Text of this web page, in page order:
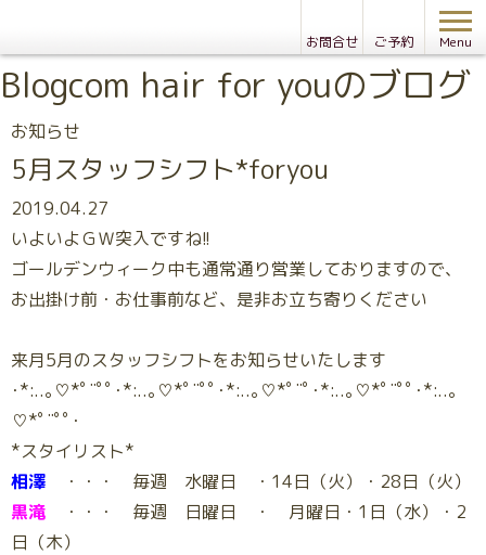
お問合せ ご予約 Menu
Blogcom hair for youのブログ
お知らせ
5月スタッフシフト*foryou
2019.04.27
いよいよＧＷ突入ですね!!
ゴールデンウィーク中も通常通り営業しておりますので、
お出掛け前・お仕事前など、是非お立ち寄りください
来月5月のスタッフシフトをお知らせいたします
･*:..｡♡*ﾟ¨ﾟﾟ･*:..｡♡*ﾟ¨ﾟﾟ･*:..｡♡*ﾟ¨ﾟ･*:..｡♡*ﾟ¨ﾟﾟ･*:..｡
♡*ﾟ¨ﾟﾟ･
*スタイリスト*
相澤 ・・・ 毎週 水曜日 ・14日（火）・28日（火）
黒滝 ・・・ 毎週 日曜日 ・ 月曜日・1日（水）・2
日（木）